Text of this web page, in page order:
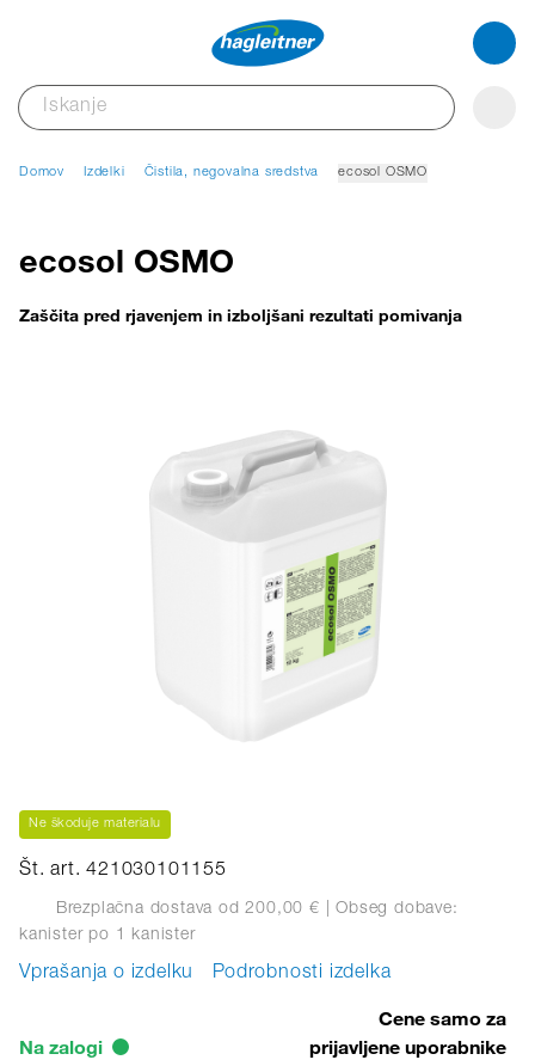
Domov Izdelki Čistila, negovalna sredstva ecosol OSMO
ecosol OSMO
Zaščita pred rjavenjem in izboljšani rezultati pomivanja
Ne škoduje materialu
Št. art. 421030101155
Brezplačna dostava od 200,00 € | Obseg dobave:
kanisterpo 1 kanister
Vprašanja o izdelku Podrobnosti izdelka
Na zalogi
Cene samo za
prijavljene uporabnike